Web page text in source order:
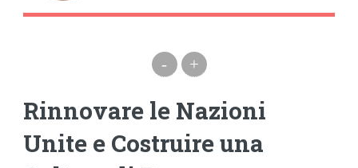
- +
Rinnovare le Nazioni
Unite e Costruire una